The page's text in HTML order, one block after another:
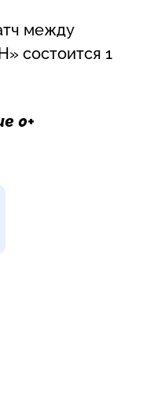
между
состоится 1
0+